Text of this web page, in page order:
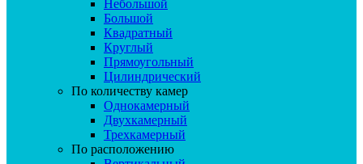
Небольшой
Большой
Квадратный
Круглый
Прямоугольный
Цилиндрический
По количеству камер
Однокамерный
Двухкамерный
Трехкамерный
По расположению